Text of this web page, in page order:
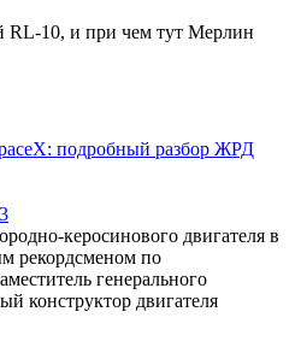
RL-10, и при чем тут Мерлин
подробный разбор ЖРД
керосинового двигателя в
рекордсменом по
генерального
конструктор двигателя